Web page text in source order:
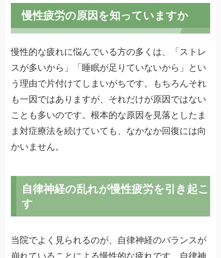
慢性疲労の原因を知っていますか
慢性的な疲れに悩んでいる方の多くは、「ストレ
スが多いから」「睡眠が足りていないから」とい
う理由で片付けてしまいがちです。もちろんそれ
も一因ではありますが、それだけが原因ではない
ことも多いのです。根本的な原因を見落としたま
ま対症療法を続けていても、なかなか回復には向
かいません。
自律神経の乱れが慢性疲労を引き起こ
す
当院でよく見られるのが、自律神経のバランスが